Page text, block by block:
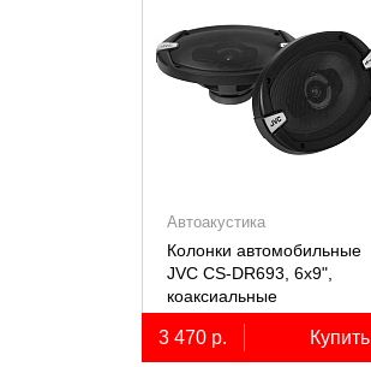
Автоакустика
Колонки автомобильные
JVC CS-DR693, 6х9",
коаксиальные
трёхполосные, 2 шт.
3 470 р. Купить